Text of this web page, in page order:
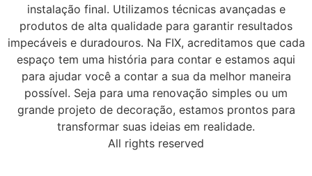
instalação final. Utilizamos técnicas avançadas e
produtos de alta qualidade para garantir resultados
impecáveis e duradouros. Na FIX, acreditamos que cada
espaço tem uma história para contar e estamos aqui
para ajudar você a contar a sua da melhor maneira
possível. Seja para uma renovação simples ou um
grande projeto de decoração, estamos prontos para
transformar suas ideias em realidade.
All rights reserved